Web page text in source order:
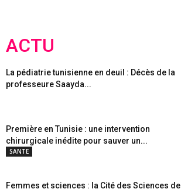
ACTU
La pédiatrie tunisienne en deuil : Décès de la
professeure Saayda...
Première en Tunisie : une intervention
chirurgicale inédite pour sauver un...
SANTE
Femmes et sciences : la Cité des Sciences de